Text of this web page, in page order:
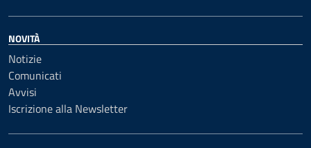
NOVITÀ
Notizie
Comunicati
Avvisi
Iscrizione alla Newsletter